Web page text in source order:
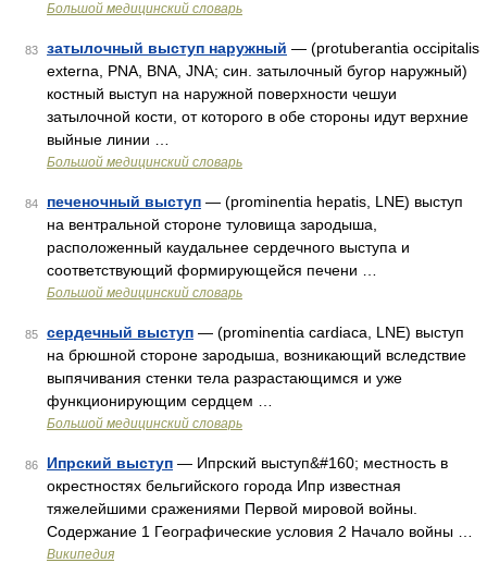
Большой медицинский словарь
83 затылочный выступ наружный — (protuberantia occipitalis
externa, PNA, BNA, JNA; син. затылочный бугор наружный)
костный выступ на наружной поверхности чешуи
затылочной кости, от которого в обе стороны идут верхние
выйные линии …
Большой медицинский словарь
84 печеночный выступ — (prominentia hepatis, LNE) выступ
на вентральной стороне туловища зародыша,
расположенный каудальнее сердечного выступа и
соответствующий формирующейся печени …
Большой медицинский словарь
85 сердечный выступ — (prominentia cardiaca, LNE) выступ
на брюшной стороне зародыша, возникающий вследствие
выпячивания стенки тела разрастающимся и уже
функционирующим сердцем …
Большой медицинский словарь
86 Ипрский выступ — Ипрский выступ&#160; местность в
окрестностях бельгийского города Ипр известная
тяжелейшими сражениями Первой мировой войны.
Содержание 1 Географические условия 2 Начало войны …
Википедия